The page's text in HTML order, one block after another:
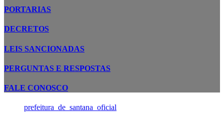
PORTARIAS
DECRETOS
LEIS SANCIONADAS
PERGUNTAS E RESPOSTAS
FALE CONOSCO
prefeitura_de_santana_oficial